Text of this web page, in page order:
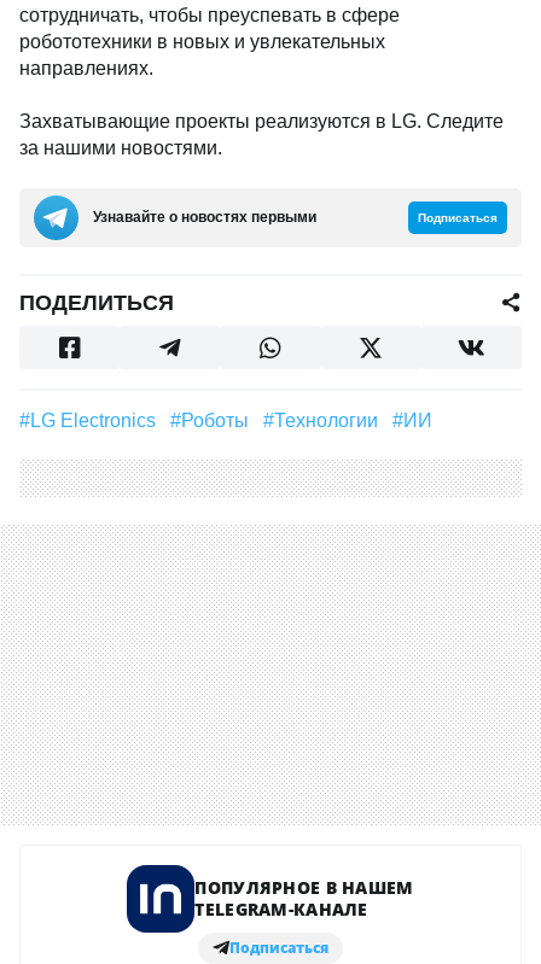
сотрудничать, чтобы преуспевать в сфере
робототехники в новых и увлекательных
направлениях.
Захватывающие проекты реализуются в LG. Следите
за нашими новостями.
Узнавайте о новостях первыми Подписаться
ПОДЕЛИТЬСЯ
#LG Electronics #Роботы #Технологии #ИИ